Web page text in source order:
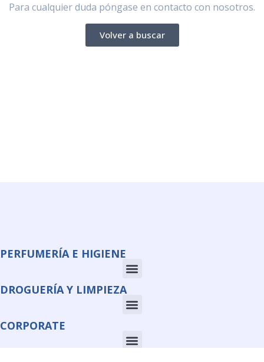
Para cualquier duda póngase en contacto con nosotros.
Volver a buscar
PERFUMERÍA E HIGIENE
DROGUERÍA Y LIMPIEZA
CORPORATE